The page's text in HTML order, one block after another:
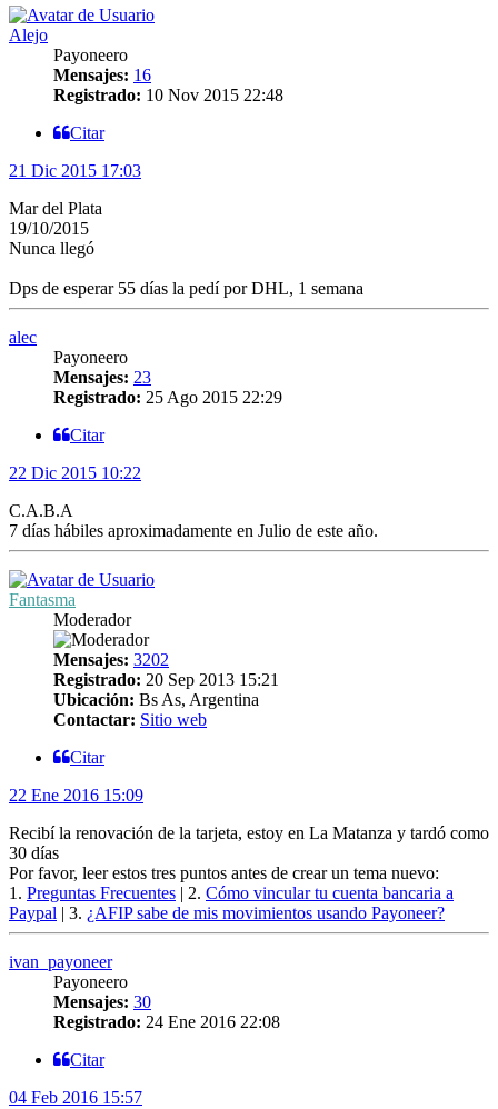
Alejo
Payoneero
Mensajes: 16
Registrado: 10 Nov 2015 22:48
Citar
21 Dic 2015 17:03
Mar del Plata
19/10/2015
Nunca llegó
Dps de esperar 55 días la pedí por DHL, 1 semana
alec
Payoneero
Mensajes: 23
Registrado: 25 Ago 2015 22:29
Citar
22 Dic 2015 10:22
C.A.B.A
7 días hábiles aproximadamente en Julio de este año.
Fantasma
Moderador
Mensajes: 3202
Registrado: 20 Sep 2013 15:21
Ubicación: Bs As, Argentina
Contactar: Sitio web
Citar
22 Ene 2016 15:09
Recibí la renovación de la tarjeta, estoy en La Matanza y tardó como
30 días
Por favor, leer estos tres puntos antes de crear un tema nuevo:
1. Preguntas Frecuentes | 2. Cómo vincular tu cuenta bancaria a
Paypal | 3. ¿AFIP sabe de mis movimientos usando Payoneer?
ivan_payoneer
Payoneero
Mensajes: 30
Registrado: 24 Ene 2016 22:08
Citar
04 Feb 2016 15:57